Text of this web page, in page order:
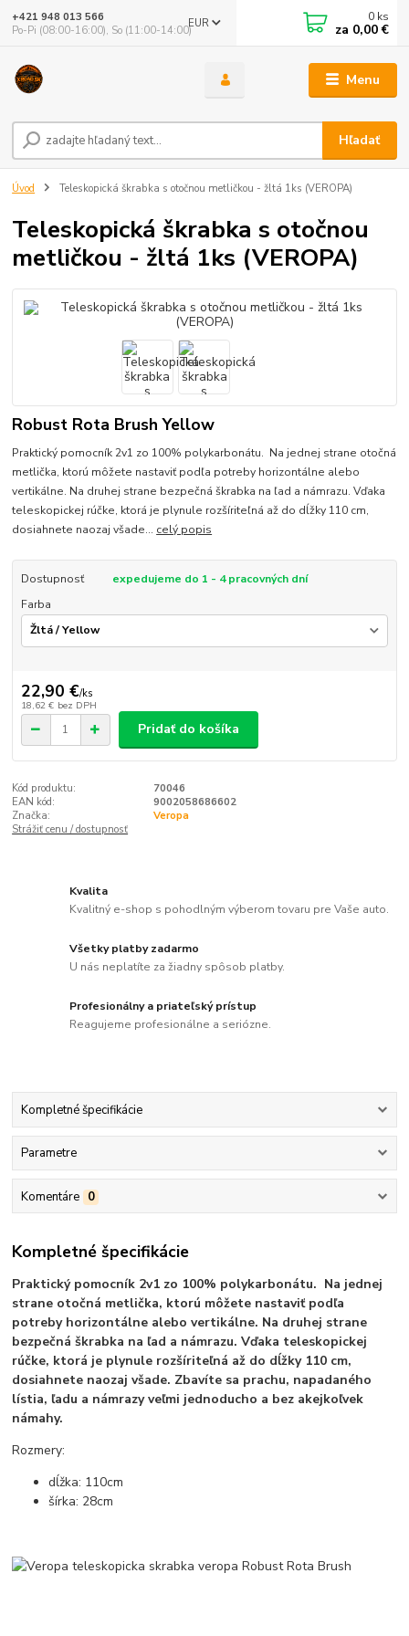
Menu
EUR
Hľadať
+421 948 013 566
Po-Pi (08:00-16:00), So (11:00-14:00)
0 ks
za 0,00 €
Úvod Teleskopická škrabka s otočnou metličkou - žltá 1ks (VEROPA)
Teleskopická škrabka s otočnou
metličkou - žltá 1ks (VEROPA)
Robust Rota Brush Yellow
Praktický pomocník 2v1 zo 100% polykarbonátu. Na jednej strane otočná
metlička, ktorú môžete nastaviť podľa potreby horizontálne alebo
vertikálne. Na druhej strane bezpečná škrabka na ľad a námrazu. Vďaka
teleskopickej rúčke, ktorá je plynule rozšíriteľná až do dĺžky 110 cm,
dosiahnete naozaj všade... celý popis
Dostupnosť
expedujeme do 1 - 4 pracovných dní
Farba
22,90 €/ks
18,62 € bez DPH
Pridať do košíka
Kód produktu:
70046
EAN kód:
9002058686602
Značka:
Veropa
Strážiť cenu / dostupnosť
Kvalita
Kvalitný e-shop s pohodlným výberom tovaru pre Vaše auto.
Všetky platby zadarmo
U nás neplatíte za žiadny spôsob platby.
Profesionálny a priateľský prístup
Reagujeme profesionálne a seriózne.
Kompletné špecifikácie
Parametre
Komentáre 0
Kompletné špecifikácie
Praktický pomocník 2v1 zo 100% polykarbonátu. Na jednej
strane otočná metlička, ktorú môžete nastaviť podľa
potreby horizontálne alebo vertikálne. Na druhej strane
bezpečná škrabka na ľad a námrazu. Vďaka teleskopickej
rúčke, ktorá je plynule rozšíriteľná až do dĺžky 110 cm,
dosiahnete naozaj všade. Zbavíte sa prachu, napadaného
lístia, ľadu a námrazy veľmi jednoducho a bez akejkoľvek
námahy.
Rozmery:
dĺžka: 110cm
šírka: 28cm